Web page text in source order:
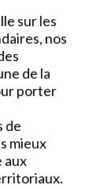
sur les
nos
de la
porter
de
mieux
aux